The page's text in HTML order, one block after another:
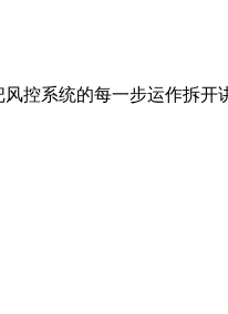
控系统的每一步运作拆开